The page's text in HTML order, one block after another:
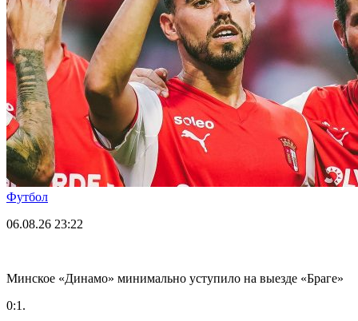
Футбол
06.08.26 23:22
Минское «Динамо» минимально уступило на выезде «Браге»
0:1.